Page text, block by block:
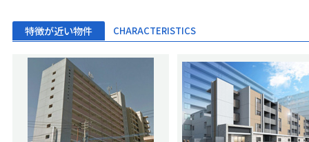
特徴が近い物件 CHARACTERISTICS